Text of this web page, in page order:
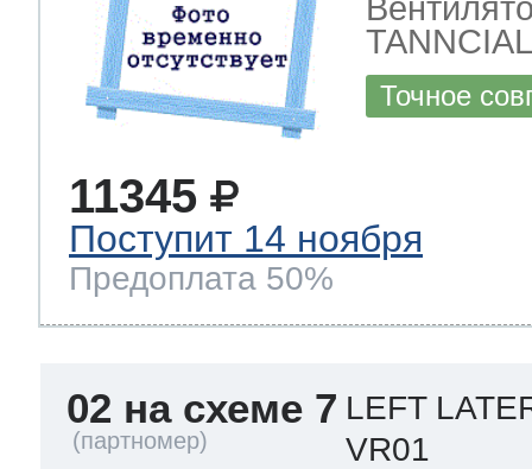
Точное
11345
Поступит 14 ноября
Предоплата 50%
02 на схеме 7 LEFT
VR01